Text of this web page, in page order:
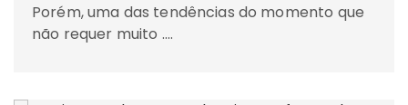
Porém, uma das tendências do momento que
não requer muito ….